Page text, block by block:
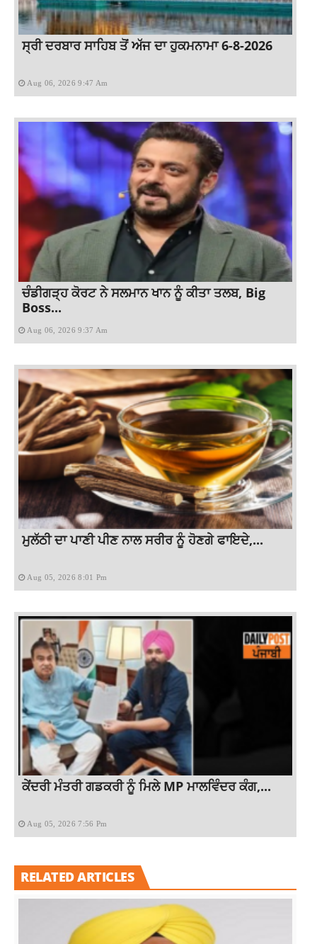
ਸ੍ਰੀ ਦਰਬਾਰ ਸਾਹਿਬ ਤੋਂ ਅੱਜ ਦਾ ਹੁਕਮਨਾਮਾ 6-8-2026
Aug 06, 2026 9:47 Am
ਚੰਡੀਗੜ੍ਹ ਕੋਰਟ ਨੇ ਸਲਮਾਨ ਖਾਨ ਨੂੰ ਕੀਤਾ ਤਲਬ, Big
Boss...
Aug 06, 2026 9:37 Am
ਮੁਲੱਠੀ ਦਾ ਪਾਣੀ ਪੀਣ ਨਾਲ ਸਰੀਰ ਨੂੰ ਹੋਣਗੇ ਫਾਇਦੇ,...
Aug 05, 2026 8:01 Pm
ਕੇਂਦਰੀ ਮੰਤਰੀ ਗਡਕਰੀ ਨੂੰ ਮਿਲੇ MP ਮਾਲਵਿੰਦਰ ਕੰਗ,...
Aug 05, 2026 7:56 Pm
RELATED ARTICLES